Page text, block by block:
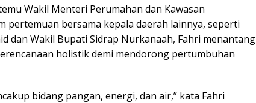
Wakil Menteri Perumahan dan Kawasan
pertemuan bersama kepala daerah lainnya, seperti
dan Wakil Bupati Sidrap Nurkanaah, Fahri menantang
holistik demi mendorong pertumbuhan
bidang pangan, energi, dan air,” kata Fahri